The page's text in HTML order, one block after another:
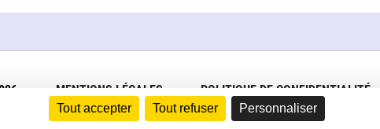
Tout accepter Tout refuser Personnaliser
MENTIONS LÉGALES POLITIQUE DE CONFIDENTIALITÉ